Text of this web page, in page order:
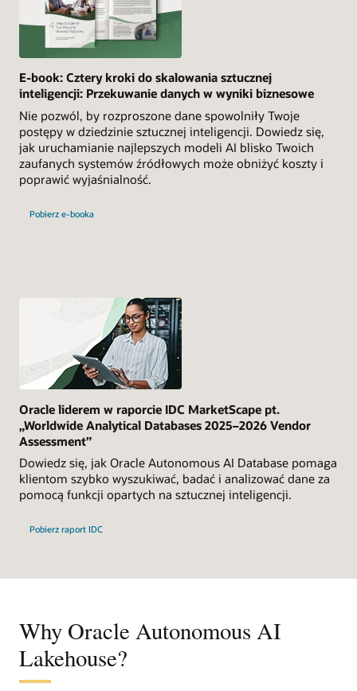
E-book: Cztery kroki do skalowania sztucznej
inteligencji: Przekuwanie danych w wyniki biznesowe
Nie pozwól, by rozproszone dane spowolniły Twoje
postępy w dziedzinie sztucznej inteligencji. Dowiedz się,
jak uruchamianie najlepszych modeli AI blisko Twoich
zaufanych systemów źródłowych może obniżyć koszty i
poprawić wyjaśnialność.
Pobierz e-booka
Oracle liderem w raporcie IDC MarketScape pt.
„Worldwide Analytical Databases 2025–2026 Vendor
Assessment”
Dowiedz się, jak Oracle Autonomous AI Database pomaga
klientom szybko wyszukiwać, badać i analizować dane za
pomocą funkcji opartych na sztucznej inteligencji.
Pobierz raport IDC
Why Oracle Autonomous AI
Lakehouse?